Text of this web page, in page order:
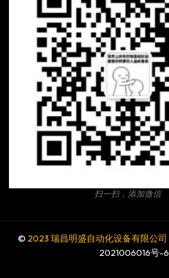
扫一扫，添加微信
© 2023 瑞昌明盛自动化设备有限公司
2021006016号-6